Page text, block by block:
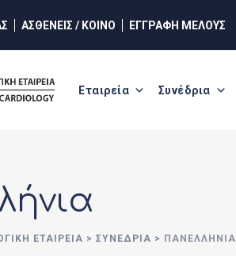
ΑΣΘΕΝΕΙΣ / ΚΟΙΝΟ ΕΓΓΡΑΦΗ ΜΕΛΟΥΣ
Εταιρεία Συνέδρια
ΕΤΑΙΡΕΊΑ > ΣΥΝΈΔΡΙΑ > ΠΑΝΕΛΛΉΝΙΑ